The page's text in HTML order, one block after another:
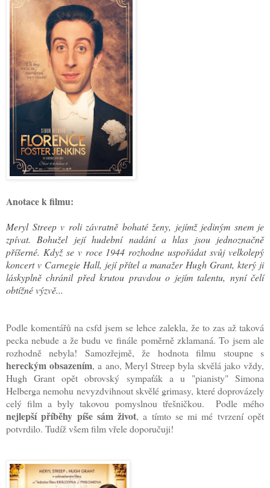
Anotace k filmu:
Meryl Streep v roli závratně bohaté ženy, jejímž jediným snem je
zpívat. Bohužel její hudební nadání a hlas jsou jednoznačně
příšerné. Když se v roce 1944 rozhodne uspořádat svůj velkolepý
koncert v Carnegie Hall, její přítel a manažer Hugh Grant, který ji
láskyplně chránil před krutou pravdou o jejím talentu, nyní čelí
obtížné výzvě...
Podle komentářů na csfd jsem se lehce zalekla, že to zas až taková
pecka nebude a že budu ve finále poměrně zklamaná. To jsem ale
rozhodně nebyla! Samozřejmě, že hodnota filmu stoupne s
hereckým obsazením, a ano, Meryl Streep byla skvělá jako vždy,
Hugh Grant opět obrovský sympaťák a u "pianisty" Simona
Helberga nemohu nevyzdvihnout skvělé grimasy, které doprovázely
celý film a byly takovou pomyslnou třešničkou. Podle mého
nejlepší příběhy píše sám život, a tímto se mi mé tvrzení opět
potvrdilo. Tudíž všem film vřele doporučuji!